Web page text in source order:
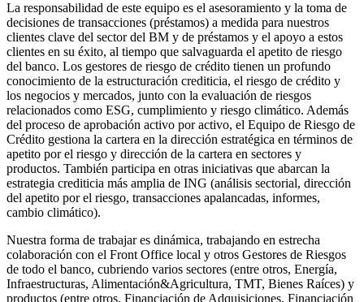
La responsabilidad de este equipo es el asesoramiento y la toma de
decisiones de transacciones (préstamos) a medida para nuestros
clientes clave del sector del BM y de préstamos y el apoyo a estos
clientes en su éxito, al tiempo que salvaguarda el apetito de riesgo
del banco. Los gestores de riesgo de crédito tienen un profundo
conocimiento de la estructuración crediticia, el riesgo de crédito y
los negocios y mercados, junto con la evaluación de riesgos
relacionados como ESG, cumplimiento y riesgo climático. Además
del proceso de aprobación activo por activo, el Equipo de Riesgo de
Crédito gestiona la cartera en la dirección estratégica en términos de
apetito por el riesgo y dirección de la cartera en sectores y
productos. También participa en otras iniciativas que abarcan la
estrategia crediticia más amplia de ING (análisis sectorial, dirección
del apetito por el riesgo, transacciones apalancadas, informes,
cambio climático).
Nuestra forma de trabajar es dinámica, trabajando en estrecha
colaboración con el Front Office local y otros Gestores de Riesgos
de todo el banco, cubriendo varios sectores (entre otros, Energía,
Infraestructuras, Alimentación&Agricultura, TMT, Bienes Raíces) y
productos (entre otros, Financiación de Adquisiciones, Financiación